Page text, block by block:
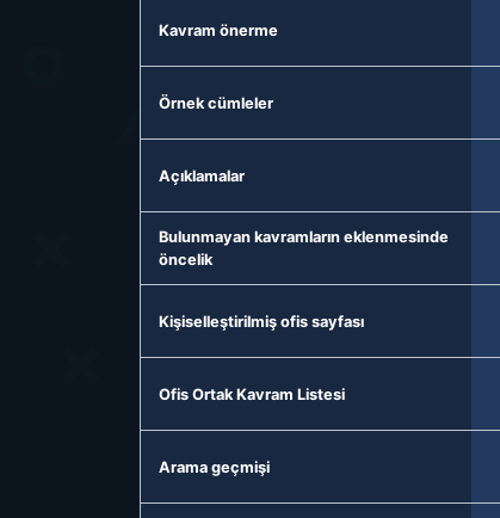
Kavram önerme
Örnek cümleler
Açıklamalar
Bulunmayan kavramların eklenmesinde
öncelik
Kişiselleştirilmiş ofis sayfası
Ofis Ortak Kavram Listesi
Arama geçmişi